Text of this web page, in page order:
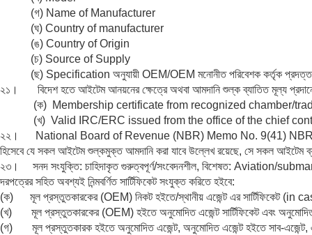
(গ) Name of Manufacturer
(ঘ) Country of manufacturer
(ঙ) Country of Origin
(চ) Source of Supply
(ছ) Specification অনুযায়ী OEM/OEM মনোনীত পরিবেশক কর্তৃক প্রদত্ত সনদ
২১। বিদেশ হতে আইটেম আনয়নের ক্ষেত্রে অথবা আমদানি শুল্ক ব্যাতিত মূল্য প্রদানের
(ক) Membership certificate from recognized chamber/
(খ) Valid IRC/ERC issued from the office of the chief
২২। National Board of Revenue (NBR) Memo No. 9(41) NBR/
হিসেবে যে সকল আইটেম শুল্কমুক্ত আমদানি করা যাবে উল্লেখ রয়েছে, সে সকল
২৩। সনদ সংযুক্তি: চাহিদাকৃত গুরুত্বপূর্ণ/সংবেদনশীল, বিশেষত: Aviation/
দরপত্রের সহিত অবশ্যই নিন্মবর্ণিত সার্টিফিকেট সংযুক্ত করিতে হইবে:
(ক) মূল প্রস্তুতকারকের (OEM) নিকট হইতে/স্থানীয় এজেন্ট এর সার্টিফিকেট
(খ) মূল প্রস্তুতকারকের (OEM) হইতে অনুমোদিত এজেন্ট সার্টিফিকেট এবং
(গ) মূল প্রস্তুতকারক হইতে অনুমোদিত এজেন্ট, অনুমোদিত এজেন্ট হইতে সাব-এজেন্ট,